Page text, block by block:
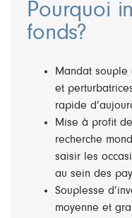
Pourquoi
fonds?
Mandat souple
et
rapide
Mise à profit
recherche
saisir les
au sein des
Souplesse
moyenne et